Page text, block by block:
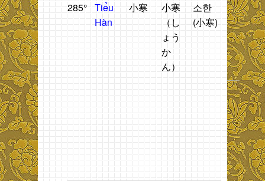
285° Tiểu
Hàn
小寒
小寒
（し
ょう
か
ん）
소한
(小寒)
Thời
tiết rét
nhẹ.